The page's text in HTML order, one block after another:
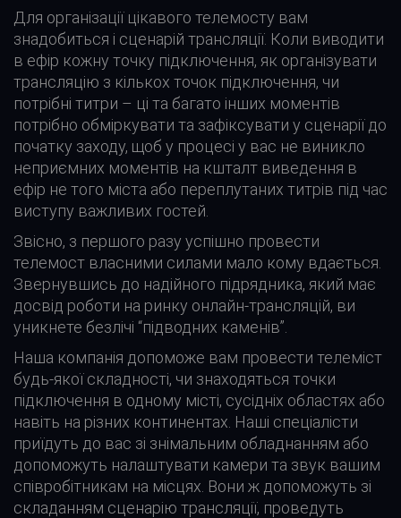
Для організації цікавого телемосту вам
знадобиться і сценарій трансляції. Коли виводити
в ефір кожну точку підключення, як організувати
трансляцію з кількох точок підключення, чи
потрібні титри – ці та багато інших моментів
потрібно обміркувати та зафіксувати у сценарії до
початку заходу, щоб у процесі у вас не виникло
неприємних моментів на кшталт виведення в
ефір не того міста або переплутаних титрів під час
виступу важливих гостей.
Звісно, ​​з першого разу успішно провести
телемост власними силами мало кому вдається.
Звернувшись до надійного підрядника, який має
досвід роботи на ринку онлайн-трансляцій, ви
уникнете безлічі “підводних каменів”.
Наша компанія допоможе вам провести телеміст
будь-якої складності, чи знаходяться точки
підключення в одному місті, сусідніх областях або
навіть на різних континентах. Наші спеціалісти
приїдуть до вас зі знімальним обладнанням або
допоможуть налаштувати камери та звук вашим
співробітникам на місцях. Вони ж допоможуть зі
складанням сценарію трансляції, проведуть